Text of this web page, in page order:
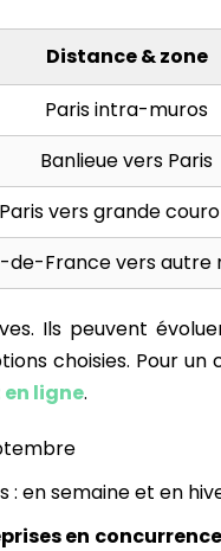
Distance & zone
Paris intra-muros
Banlieue vers Paris
Paris vers grande
de-France vers autre
Ils peuvent
choisies. Pour
ligne.
: en semaine et en
en concurrence